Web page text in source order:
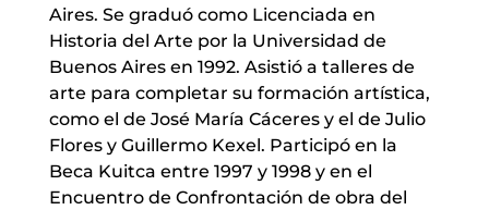
Aires. Se graduó como Licenciada en
Historia del Arte por la Universidad de
Buenos Aires en 1992. Asistió a talleres de
arte para completar su formación artística,
como el de José María Cáceres y el de Julio
Flores y Guillermo Kexel. Participó en la
Beca Kuitca entre 1997 y 1998 y en el
Encuentro de Confrontación de obra del